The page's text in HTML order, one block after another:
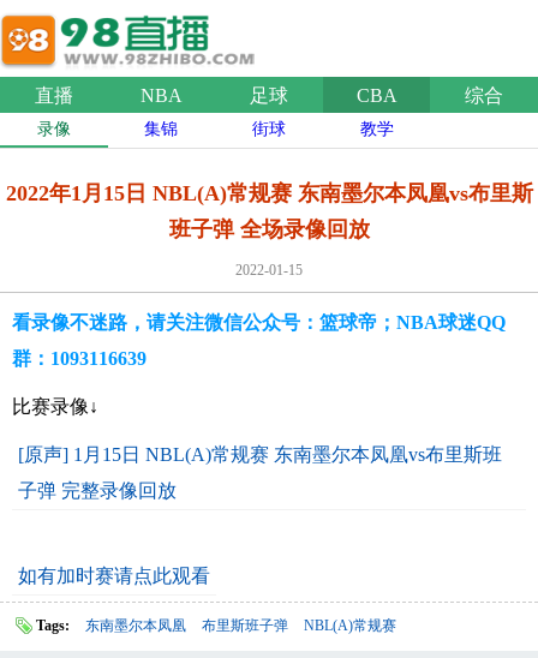
直播 NBA 足球 CBA 综合
录像 集锦 街球 教学
2022年1月15日 NBL(A)常规赛 东南墨尔本凤凰vs布里斯
班子弹 全场录像回放
2022-01-15
看录像不迷路，请关注微信公众号：篮球帝；NBA球迷QQ
群：1093116639
比赛录像↓
[原声] 1月15日 NBL(A)常规赛 东南墨尔本凤凰vs布里斯班
子弹 完整录像回放
如有加时赛请点此观看
Tags: 东南墨尔本凤凰 布里斯班子弹 NBL(A)常规赛